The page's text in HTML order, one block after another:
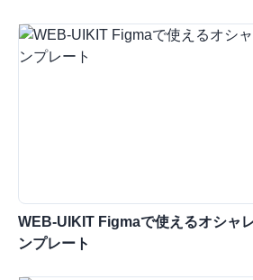
WEB-UIKIT Figmaで使えるオシャ
ンプレート